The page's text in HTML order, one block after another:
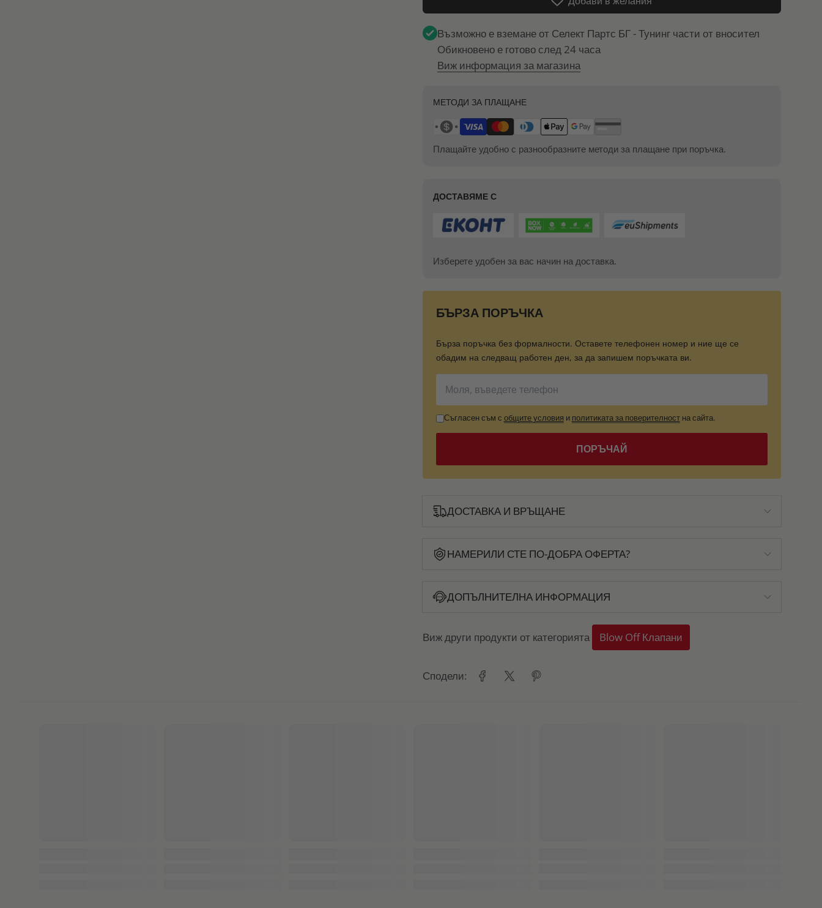
Възможно е вземане от Селект Партс БГ - Тунинг части от вносител
Обикновено е готово след 24 часа
Виж информация за магазина
МЕТОДИ ЗА ПЛАЩАНЕ
Плащайте удобно с разнообразните методи за плащане при поръчка.
ДОСТАВЯМЕ С
Изберете удобен за вас начин на доставка.
БЪРЗА ПОРЪЧКА
Бърза поръчка без формалности. Оставете телефонен номер и ние ще се
обадим на следващ работен ден, за да запишем поръчката ви.
Съгласен съм с общите условия и политиката за поверителностна сайта.
ПОРЪЧАЙ
ДОСТАВКА И ВРЪЩАНЕ
НАМЕРИЛИ СТЕ ПО-ДОБРА ОФЕРТА?
ДОПЪЛНИТЕЛНА ИНФОРМАЦИЯ
Виж други продукти от категорията Blow Off Клапани
Сподели: